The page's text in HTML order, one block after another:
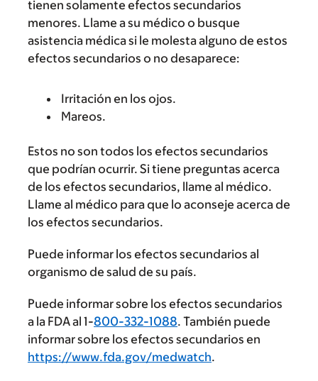
tienen solamente efectos secundarios
menores. Llame a su médico o busque
asistencia médica si le molesta alguno de estos
efectos secundarios o no desaparece:
Irritación en los ojos.
Mareos.
Estos no son todos los efectos secundarios
que podrían ocurrir. Si tiene preguntas acerca
de los efectos secundarios, llame al médico.
Llame al médico para que lo aconseje acerca de
los efectos secundarios.
Puede informar los efectos secundarios al
organismo de salud de su país.
Puede informar sobre los efectos secundarios
a la FDA al 1-800-332-1088. También puede
informar sobre los efectos secundarios en
https://www.fda.gov/medwatch.